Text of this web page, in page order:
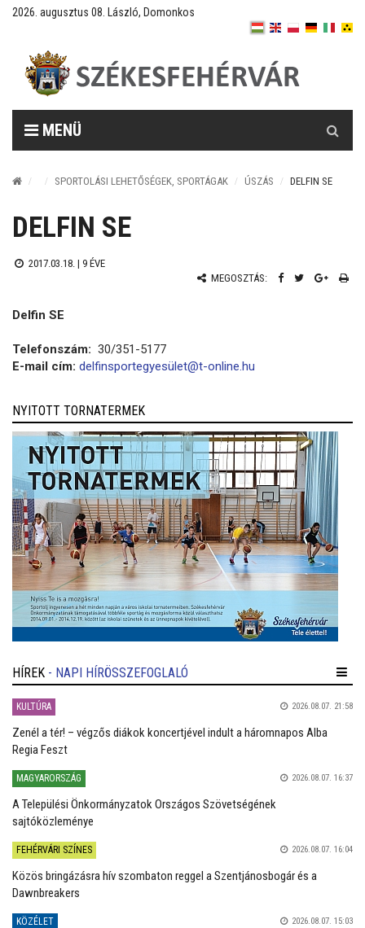
2026. augusztus 08. László, Domonkos
MENÜ
SPORTOLÁSI LEHETŐSÉGEK, SPORTÁGAK ÚSZÁS DELFIN SE
DELFIN SE
2017.03.18. | 9 ÉVE
MEGOSZTÁS:
Delfin SE
Telefonszám: 30/351-5177
E-mail cím: delfinsportegyesület@t-online.hu
NYITOTT TORNATERMEK
HÍREK - NAPI HÍRÖSSZEFOGLALÓ
KULTÚRA 2026.08.07. 21:58
Zenél a tér! – végzős diákok koncertjével indult a háromnapos Alba
Regia Feszt
MAGYARORSZÁG 2026.08.07. 16:37
A Települési Önkormányzatok Országos Szövetségének
sajtóközleménye
FEHÉRVÁRI SZÍNES 2026.08.07. 16:04
Közös bringázásra hív szombaton reggel a Szentjánosbogár és a
Dawnbreakers
KÖZÉLET 2026.08.07. 15:03